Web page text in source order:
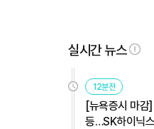
실시간 뉴스
12분전
[뉴욕증시 마
등…SK하이닉